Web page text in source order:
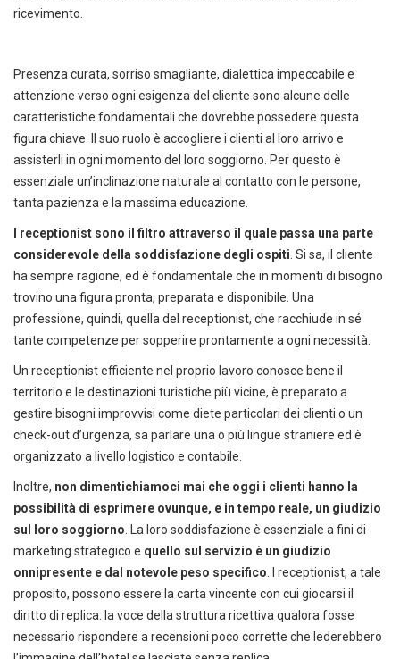
ricevimento.
Presenza curata, sorriso smagliante, dialettica impeccabile e
attenzione verso ogni esigenza del cliente sono alcune delle
caratteristiche fondamentali che dovrebbe possedere questa
figura chiave. Il suo ruolo è accogliere i clienti al loro arrivo e
assisterli in ogni momento del loro soggiorno. Per questo è
essenziale un’inclinazione naturale al contatto con le persone,
tanta pazienza e la massima educazione.
I receptionist sono il filtro attraverso il quale passa una parte
considerevole della soddisfazione degli ospiti . Si sa, il cliente
ha sempre ragione, ed è fondamentale che in momenti di bisogno
trovino una figura pronta, preparata e disponibile. Una
professione, quindi, quella del receptionist, che racchiude in sé
tante competenze per sopperire prontamente a ogni necessità.
Un receptionist efficiente nel proprio lavoro conosce bene il
territorio e le destinazioni turistiche più vicine, è preparato a
gestire bisogni improvvisi come diete particolari dei clienti o un
check-out d’urgenza, sa parlare una o più lingue straniere ed è
organizzato a livello logistico e contabile.
Inoltre, non dimentichiamoci mai che oggi i clienti hanno la
possibilità di esprimere ovunque, e in tempo reale, un giudizio
sul loro soggiorno . La loro soddisfazione è essenziale a fini di
marketing strategico e quello sul servizio è un giudizio
onnipresente e dal notevole peso specifico . I receptionist, a tale
proposito, possono essere la carta vincente con cui giocarsi il
diritto di replica: la voce della struttura ricettiva qualora fosse
necessario rispondere a recensioni poco corrette che lederebbero